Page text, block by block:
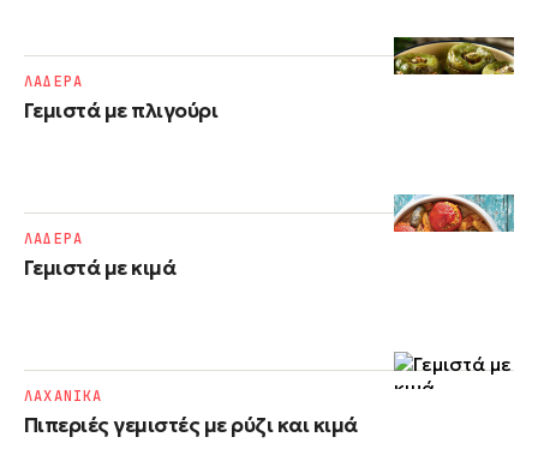
Γεμιστά με πλιγούρι
ΛΑΔΕΡΑ
Γεμιστά με κιμά
ΛΑΔΕΡΑ
Πιπεριές γεμιστές με ρύζι και κιμά
ΛΑΧΑΝΙΚΑ